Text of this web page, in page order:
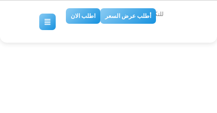
للتكييف والتبريد
أطلب عرض السعر اطلب الان